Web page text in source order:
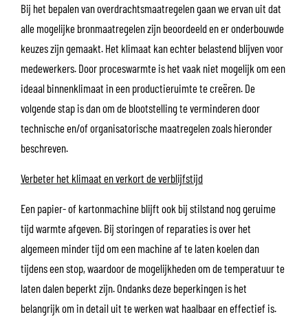
Bij het bepalen van overdrachtsmaatregelen gaan we ervan uit dat
alle mogelijke bronmaatregelen zijn beoordeeld en er onderbouwde
keuzes zijn gemaakt. Het klimaat kan echter belastend blijven voor
medewerkers. Door proceswarmte is het vaak niet mogelijk om een
ideaal binnenklimaat in een productieruimte te creëren. De
volgende stap is dan om de blootstelling te verminderen door
technische en/of organisatorische maatregelen zoals hieronder
beschreven.
Verbeter het klimaat en verkort de verblijfstijd
Een papier- of kartonmachine blijft ook bij stilstand nog geruime
tijd warmte afgeven. Bij storingen of reparaties is over het
algemeen minder tijd om een machine af te laten koelen dan
tijdens een stop, waardoor de mogelijkheden om de temperatuur te
laten dalen beperkt zijn. Ondanks deze beperkingen is het
belangrijk om in detail uit te werken wat haalbaar en effectief is.